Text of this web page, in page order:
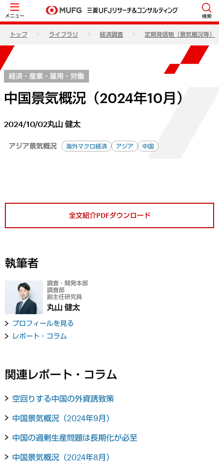
メニュー 検索
トップ ライブラリ 経済調査 定期発信物（景気概況等）
経済・産業・雇用・労働
中国景気概況（2024年10月）
2024/10/02丸山 健太
アジア景気概況 海外マクロ経済 アジア 中国
全文紹介PDFダウンロード
執筆者
調査・開発本部
調査部
副主任研究員
丸山 健太
プロフィールを見る
レポート・コラム
関連レポート・コラム
空回りする中国の外資誘致策
中国景気概況（2024年9月）
中国の過剰生産問題は長期化が必至
中国景気概況（2024年8月）